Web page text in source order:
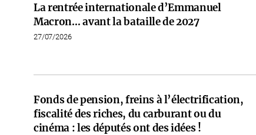
La rentrée internationale d’Emmanuel
Macron… avant la bataille de 2027
27/07/2026
Fonds de pension, freins à l’électrification,
fiscalité des riches, du carburant ou du
cinéma : les députés ont des idées !